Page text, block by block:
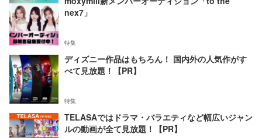
nex7」
特集
ディズニー作品はもちろん！ 国内外の人気作がす
べて見放題！【PR】
特集
TELASAではドラマ・バラエティなど幅広いジャン
ルの動画が全て見放題！【PR】